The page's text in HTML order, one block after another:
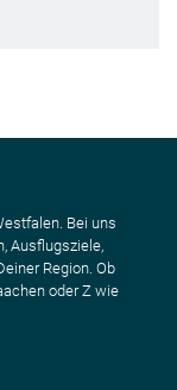
Bei uns
Ausflugsziele,
Region. Ob
oder Z wie